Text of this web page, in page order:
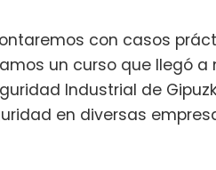
con casos
un curso que llegó a
Industrial de
en diversas